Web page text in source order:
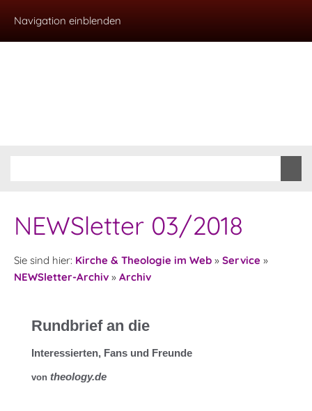
Navigation einblenden
NEWSletter 03/2018
Sie sind hier: Kirche & Theologie im Web » Service »
NEWSletter-Archiv » Archiv
Rundbrief an die
Interessierten, Fans und Freunde
von theology.de